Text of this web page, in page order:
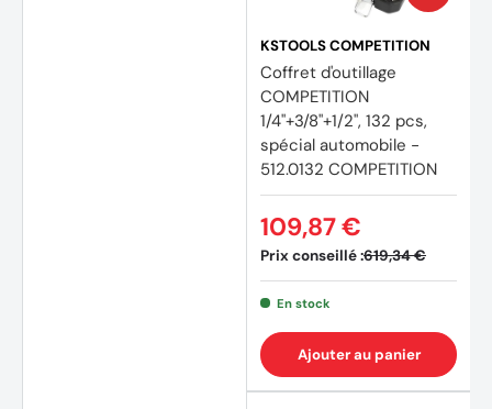
KSTOOLS COMPETITION
Coffret d'outillage
COMPETITION
1/4"+3/8"+1/2", 132 pcs,
spécial automobile -
512.0132 COMPETITION
Prix conseillé :619,34 €
109,87 €
En stock
Ajouter au panier